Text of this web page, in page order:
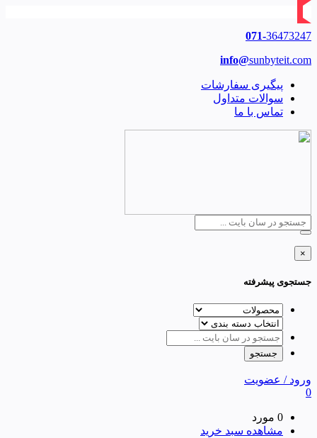
071-36473247
info@sunbyteit.com
پیگیری سفارشات
سوالات متداول
تماس با ما
×
جستجوی پیشرفته
ورود / عضویت
0
0 مورد
مشاهده سبد خرید